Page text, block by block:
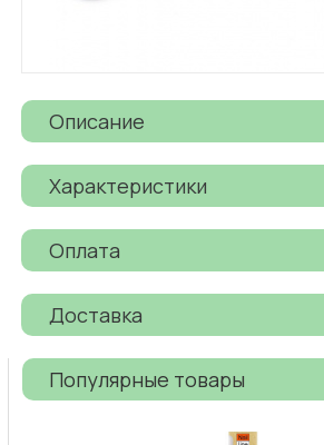
Описание
Характеристики
Оплата
Доставка
Популярные товары